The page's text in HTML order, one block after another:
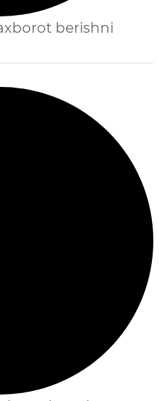
berishni